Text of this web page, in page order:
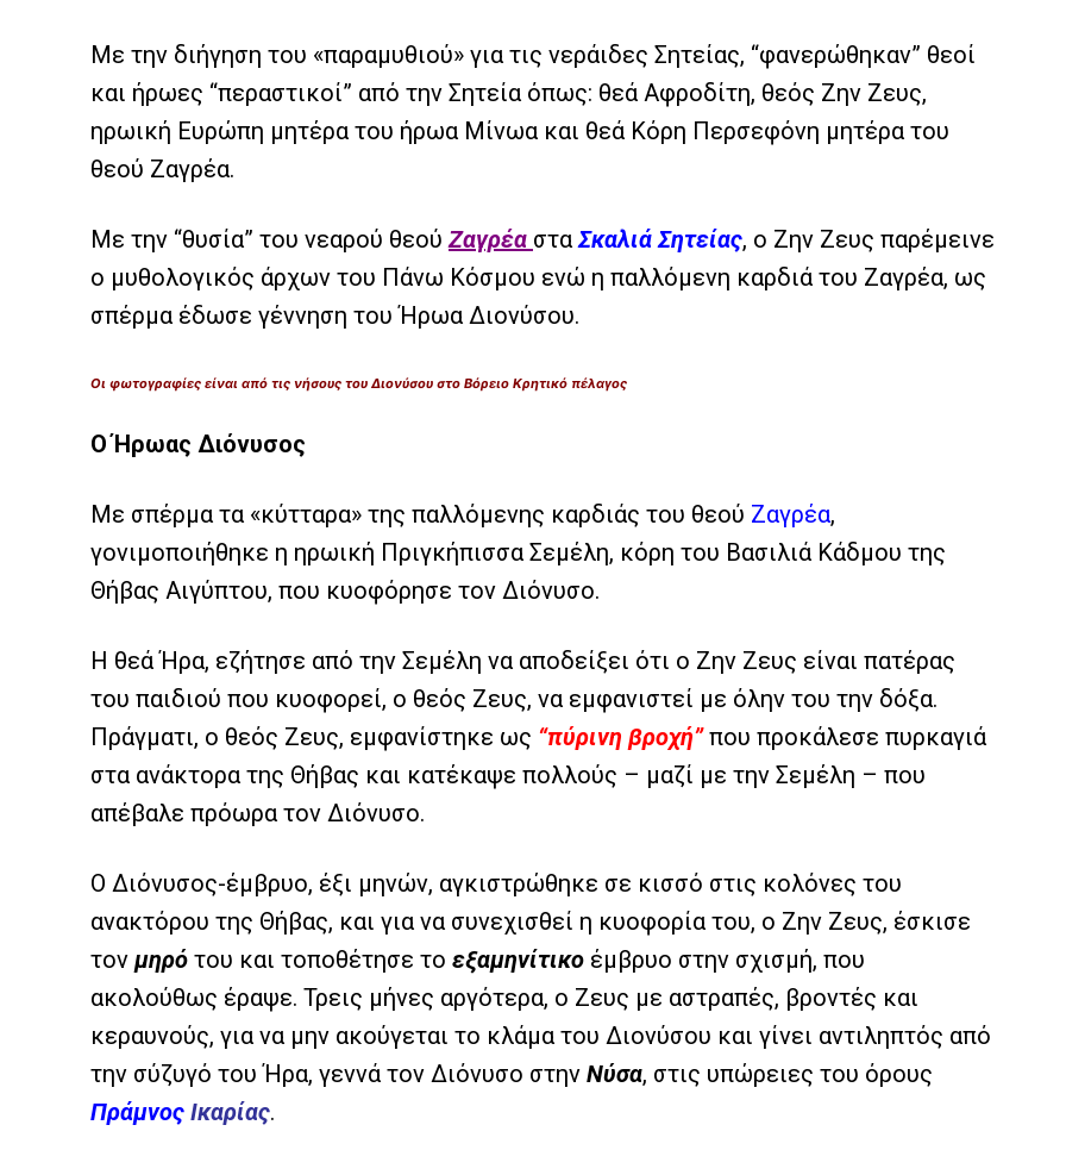
Με την διήγηση του «παραμυθιού» για τις νεράιδες Σητείας, “φανερώθηκαν” θεοί
και ήρωες “περαστικοί” από την Σητεία όπως: θεά Αφροδίτη, θεός Ζην Ζευς,
ηρωική Ευρώπη μητέρα του ήρωα Μίνωα και θεά Κόρη Περσεφόνη μητέρα του
θεού Ζαγρέα.
Με την “θυσία” του νεαρού θεούΖαγρέα σταΣκαλιά Σητείας, ο Ζην Ζευς παρέμεινε
ο μυθολογικός άρχων του Πάνω Κόσμου ενώ η παλλόμενη καρδιά του Ζαγρέα, ως
σπέρμα έδωσε γέννηση του Ήρωα Διονύσου.
Οι φωτογραφίες είναι από τις νήσους του Διονύσου στο Βόρειο Κρητικό πέλαγος
Ο Ήρωας Διόνυσος
Με σπέρμα τα «κύτταρα» της παλλόμενης καρδιάς του θεού Ζαγρέα,
γονιμοποιήθηκε η ηρωική Πριγκήπισσα Σεμέλη, κόρη του Βασιλιά Κάδμου της
Θήβας Αιγύπτου, που κυοφόρησε τον Διόνυσο.
Η θεά Ήρα, εζήτησε από την Σεμέλη να αποδείξει ότι ο Ζην Ζευς είναι πατέρας
του παιδιού που κυοφορεί, ο θεός Ζευς, να εμφανιστεί με όλην του την δόξα.
Πράγματι, ο θεός Ζευς, εμφανίστηκε ως “πύρινη βροχή” που προκάλεσε πυρκαγιά
στα ανάκτορα της Θήβας και κατέκαψε πολλούς – μαζί με την Σεμέλη – που
απέβαλε πρόωρα τον Διόνυσο.
Ο Διόνυσος-έμβρυο, έξι μηνών, αγκιστρώθηκε σε κισσό στις κολόνες του
ανακτόρου της Θήβας, και για να συνεχισθεί η κυοφορία του, ο Ζην Ζευς, έσκισε
τον μηρό του και τοποθέτησε το εξαμηνίτικο έμβρυο στην σχισμή, που
ακολούθως έραψε. Τρεις μήνες αργότερα, ο Ζευς με αστραπές, βροντές και
κεραυνούς, για να μην ακούγεται το κλάμα του Διονύσου και γίνει αντιληπτός από
την σύζυγό του Ήρα, γεννά τον Διόνυσο στην Νύσα, στις υπώρειες του όρους
Πράμνος Ικαρίας.